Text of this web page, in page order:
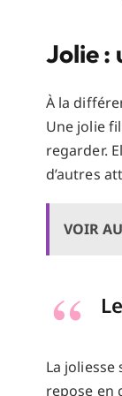
Jolie :
À la
Une jolie
regarder.
d’autres
VOIR
La joliesse
repose en